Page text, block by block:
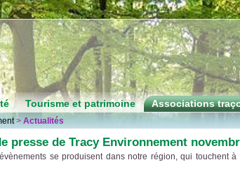
Tourisme et patrimoine Associations
> Actualités
presse de Tracy Environnement
se produisent dans notre région, qui touchent